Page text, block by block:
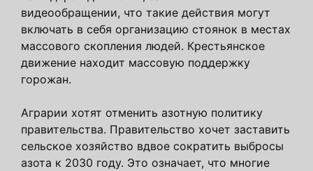
видеообращении, что такие действия могут
включать в себя организацию стоянок в местах
массового скопления людей. Крестьянское
движение находит массовую поддержку
горожан.
Аграрии хотят отменить азотную политику
правительства. Правительство хочет заставить
сельское хозяйство вдвое сократить выбросы
азота к 2030 году. Это означает, что многие